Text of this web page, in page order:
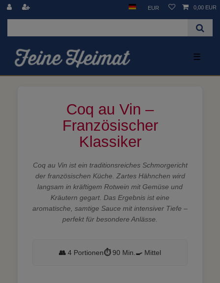
EUR 0,00 EUR
☰
Coq au Vin –
Französischer
Klassiker
Coq au Vin ist ein traditionsreiches Schmorgericht
der französischen Küche. Zartes Hähnchen wird
langsam in kräftigem Rotwein mit Gemüse und
Kräutern gegart. Das Ergebnis ist eine
aromatische, samtige Sauce mit intensiver Tiefe –
perfekt für besondere Anlässe.
👥 4 Portionen⏱️90 Min. 🍳 Mittel